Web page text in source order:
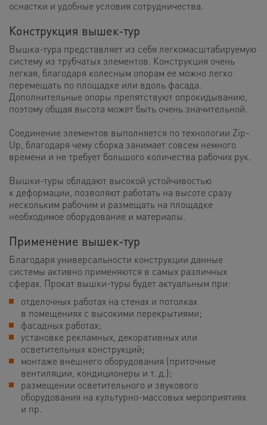
оснастки и удобные условия сотрудничества.
Конструкция вышек-тур
Вышка-тура представляет из себя легкомасштабируемую
систему из трубчатых элементов. Конструкция очень
легкая, благодаря колесным опорам ее можно легко
перемещать по площадке или вдоль фасада.
Дополнительные опоры препятствуют опрокидыванию,
поэтому общая высота может быть очень значительной.
Соединение элементов выполняется по технологии Zip-
Up, благодаря чему сборка занимает совсем немного
времени и не требует большого количества рабочих рук.
Вышки-туры обладают высокой устойчивостью
к деформации, позволяют работать на высоте сразу
нескольким рабочим и размещать на площадке
необходимое оборудование и материалы.
Применение вышек-тур
Благодаря универсальности конструкции данные
системы активно применяются в самых различных
сферах. Прокат вышки-туры будет актуальным при:
отделочных работах на стенах и потолках
в помещениях с высокими перекрытиями;
фасадных работах;
установке рекламных, декоративных или
осветительных конструкций;
монтаже внешнего оборудования (приточные
вентиляции, кондиционеры и т. д.);
размещении осветительного и звукового
оборудования на культурно-массовых мероприятиях
и пр.